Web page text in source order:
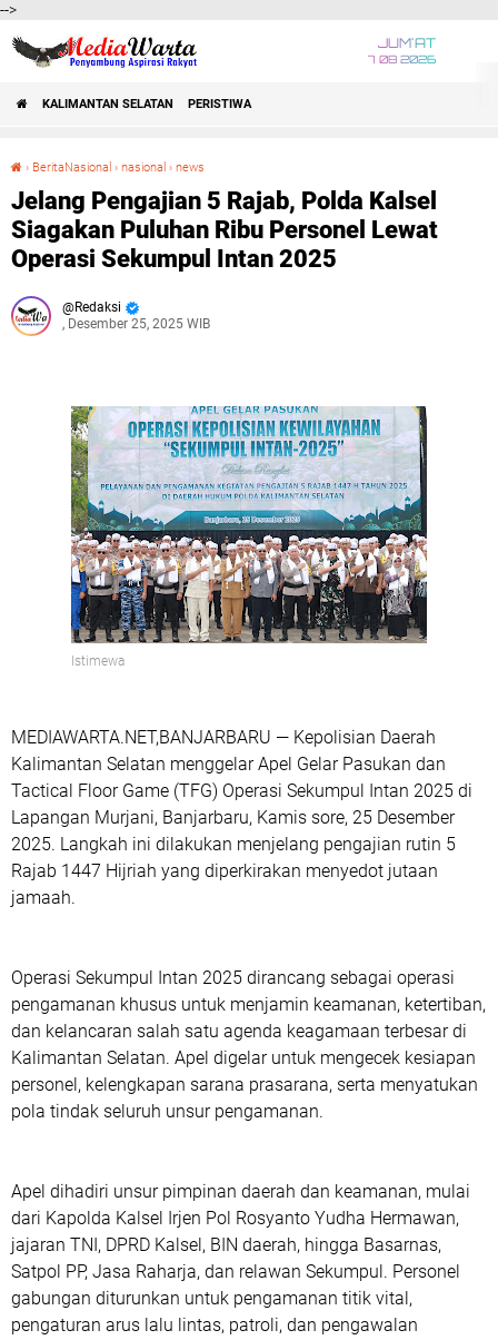
-->
JUM'AT
7 08 2026
KALIMANTAN SELATAN PERISTIWA
› BeritaNasional › nasional › news
Jelang Pengajian 5 Rajab, Polda Kalsel
Siagakan Puluhan Ribu Personel Lewat
Operasi Sekumpul Intan 2025
Redaksi
, Desember 25, 2025 WIB
Istimewa
MEDIAWARTA.NET,BANJARBARU — Kepolisian Daerah
Kalimantan Selatan menggelar Apel Gelar Pasukan dan
Tactical Floor Game (TFG) Operasi Sekumpul Intan 2025 di
Lapangan Murjani, Banjarbaru, Kamis sore, 25 Desember
2025. Langkah ini dilakukan menjelang pengajian rutin 5
Rajab 1447 Hijriah yang diperkirakan menyedot jutaan
jamaah.
Operasi Sekumpul Intan 2025 dirancang sebagai operasi
pengamanan khusus untuk menjamin keamanan, ketertiban,
dan kelancaran salah satu agenda keagamaan terbesar di
Kalimantan Selatan. Apel digelar untuk mengecek kesiapan
personel, kelengkapan sarana prasarana, serta menyatukan
pola tindak seluruh unsur pengamanan.
Apel dihadiri unsur pimpinan daerah dan keamanan, mulai
dari Kapolda Kalsel Irjen Pol Rosyanto Yudha Hermawan,
jajaran TNI, DPRD Kalsel, BIN daerah, hingga Basarnas,
Satpol PP, Jasa Raharja, dan relawan Sekumpul. Personel
gabungan diturunkan untuk pengamanan titik vital,
pengaturan arus lalu lintas, patroli, dan pengawalan